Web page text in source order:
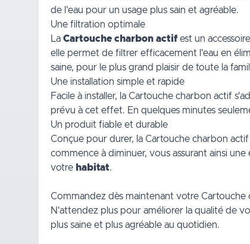
de l'eau pour un usage plus sain et agréable.
Une filtration optimale
La Cartouche charbon actif est un
elle permet de filtrer efficacement l'eau en
saine, pour le plus grand plaisir de toute la
Une installation simple et rapide
Facile à installer, la Cartouche charbon actif
prévu à cet effet. En quelques minutes
Un produit fiable et durable
Conçue pour durer, la Cartouche charbon
commence à diminuer, vous assurant ainsi
votre habitat.
Commandez dès maintenant votre Cartouche
N'attendez plus pour améliorer la qualité de
plus saine et plus agréable au quotidien.